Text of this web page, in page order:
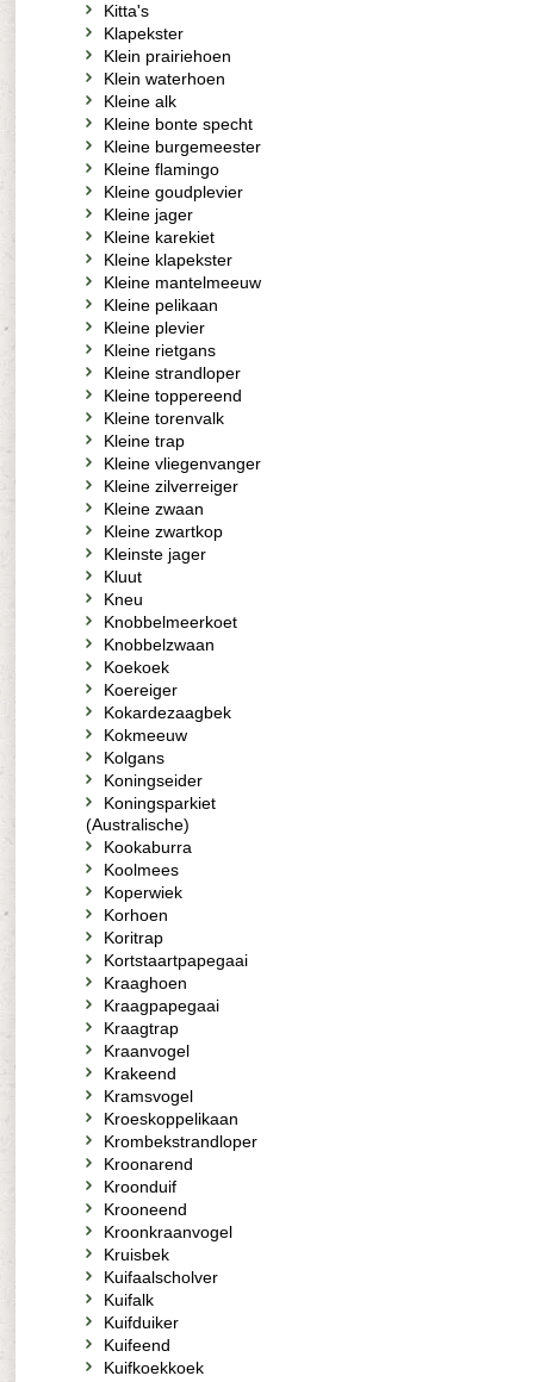
Kitta's
Klapekster
Klein prairiehoen
Klein waterhoen
Kleine alk
Kleine bonte specht
Kleine burgemeester
Kleine flamingo
Kleine goudplevier
Kleine jager
Kleine karekiet
Kleine klapekster
Kleine mantelmeeuw
Kleine pelikaan
Kleine plevier
Kleine rietgans
Kleine strandloper
Kleine toppereend
Kleine torenvalk
Kleine trap
Kleine vliegenvanger
Kleine zilverreiger
Kleine zwaan
Kleine zwartkop
Kleinste jager
Kluut
Kneu
Knobbelmeerkoet
Knobbelzwaan
Koekoek
Koereiger
Kokardezaagbek
Kokmeeuw
Kolgans
Koningseider
Koningsparkiet
(Australische)
Kookaburra
Koolmees
Koperwiek
Korhoen
Koritrap
Kortstaartpapegaai
Kraaghoen
Kraagpapegaai
Kraagtrap
Kraanvogel
Krakeend
Kramsvogel
Kroeskoppelikaan
Krombekstrandloper
Kroonarend
Kroonduif
Krooneend
Kroonkraanvogel
Kruisbek
Kuifaalscholver
Kuifalk
Kuifduiker
Kuifeend
Kuifkoekkoek